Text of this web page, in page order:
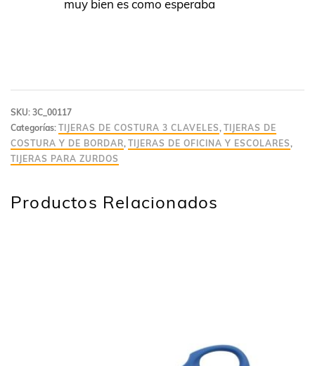
muy bien es como esperaba
SKU: 3C_00117
Categorías: TIJERAS DE COSTURA 3 CLAVELES, TIJERAS DE
COSTURA Y DE BORDAR, TIJERAS DE OFICINA Y ESCOLARES,
TIJERAS PARA ZURDOS
Productos Relacionados